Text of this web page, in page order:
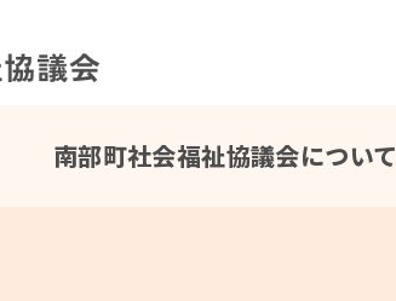
南部町社会福祉協議会について